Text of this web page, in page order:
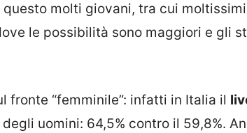
questo molti giovani, tra cui moltissimi
le possibilità sono maggiori e gli
fronte “femminile”: infatti in Italia il
uomini: 64,5% contro il 59,8%.